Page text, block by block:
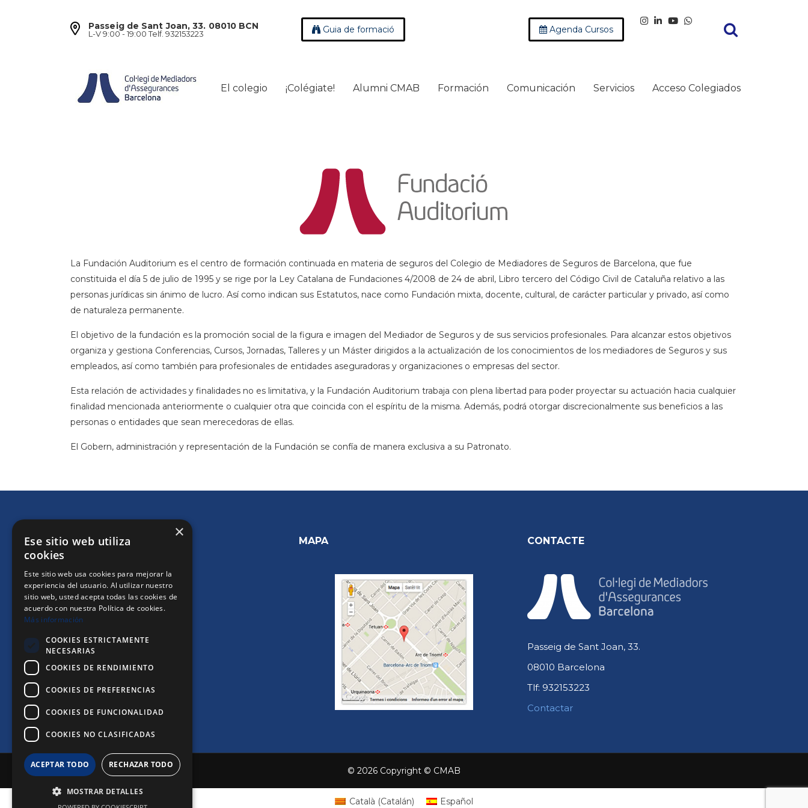
Passeig de Sant Joan, 33. 08010 BCN
L-V 9:00 - 19:00 Telf. 932153223 Guia de formació Agenda Cursos
El colegio ¡Colégiate! Alumni CMAB Formación Comunicación Servicios Acceso Colegiados
La Fundación Auditorium es el centro de formación continuada en materia de seguros del Colegio de Mediadores de Seguros de Barcelona, ​​que fue
constituida el día 5 de julio de 1995 y se rige por la Ley Catalana de Fundaciones 4/2008 de 24 de abril, Libro tercero del Código Civil de Cataluña relativo a las
personas jurídicas sin ánimo de lucro. Así como indican sus Estatutos, nace como Fundación mixta, docente, cultural, de carácter particular y privado, así como
de naturaleza permanente.
El objetivo de la fundación es la promoción social de la figura e imagen del Mediador de Seguros y de sus servicios profesionales. Para alcanzar estos objetivos
organiza y gestiona Conferencias, Cursos, Jornadas, Talleres y un Máster dirigidos a la actualización de los conocimientos de los mediadores de Seguros y sus
empleados, así como también para profesionales de entidades aseguradoras y organizaciones o empresas del sector.
Esta relación de actividades y finalidades no es limitativa, y la Fundación Auditorium trabaja con plena libertad para poder proyectar su actuación hacia cualquier
finalidad mencionada anteriormente o cualquier otra que coincida con el espíritu de la misma. Además, podrá otorgar discrecionalmente sus beneficios a las
personas o entidades que sean merecedoras de ellas.
El Gobern, administración y representación de la Fundación se confía de manera exclusiva a su Patronato.
Política de Privacidad
Aviso Legal
Canal de Denuncias
MAPA CONTACTE
Passeig de Sant Joan, 33.
08010 Barcelona
Tlf: 932153223
Contactar
© 2026 Copyright © CMAB
Català (Catalán) Español
×
Ese sitio web utiliza
cookies
Este sitio web usa cookies para mejorar la
experiencia del usuario. Al utilizar nuestro
sitio web, usted acepta todas las cookies de
acuerdo con nuestra Política de cookies.
Más información
COOKIES ESTRICTAMENTE
NECESARIAS
COOKIES DE RENDIMIENTO
COOKIES DE PREFERENCIAS
COOKIES DE FUNCIONALIDAD
COOKIES NO CLASIFICADAS
ACEPTAR TODO RECHAZAR TODO
MOSTRAR DETALLES